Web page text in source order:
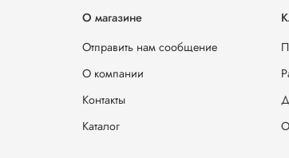
О магазине
Отправить нам сообщение
О компании
Контакты
Каталог